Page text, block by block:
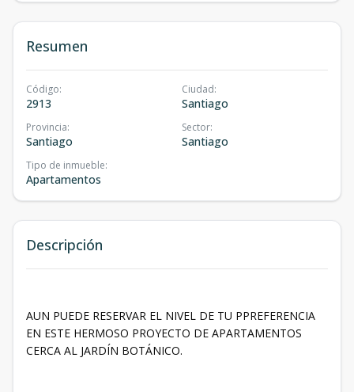
Resumen
Código:
2913
Ciudad:
Santiago
Provincia:
Santiago
Sector:
Santiago
Tipo de inmueble:
Apartamentos
Descripción
AUN PUEDE RESERVAR EL NIVEL DE TU PPREFERENCIA
EN ESTE HERMOSO PROYECTO DE APARTAMENTOS
CERCA AL JARDÍN BOTÁNICO.